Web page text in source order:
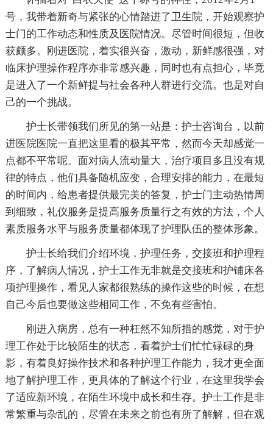
号，我带着新奇与紧张的心情踏进了卫生院，开始观察护
士门的工作动态和性质及医院情况。尽管时间很短，但收
获颇多。刚进医院，着实很兴奋，激动，新鲜感很强，对
临床护理操作程序亦非常感兴趣，同时也有点担心，毕竟
是进入了一个新鲜提与社会各种人群进行交流。也是对自
己的一个挑战。
护士长带领我们所见的第一站是：护士咨询台，以前
进医院医院一直把这里看的极其平常，然而今天却感觉一
点都不平常呢。面对病人流动量大，治疗项目多且没有规
律的特点，他们具备随机应变，合理安排的能力，在最短
的时间内，给患者提供最完美的答复，护士门主动热情周
到细致，礼仪服务是提高服务质量行之有效的方法，个人
素质服务水平与服务质量都体现了护理队伍的整体形象。
护士长给我们介绍环境，护理任务，交接班和护理程
序，了解病人情况，护士工作无非就是交接班和护铺床各
项护理操作，看见人家都很熟练的操作这些的时候，在想
自己今后也要做这些相同工作，不免有些害怕。
刚进入病房，总有一种枉然不知所措的感觉，对于护
理工作处于比较陌生的状态，看着护士们忙忙碌碌的身
影，有着良好操作技术和各种护理工作能力，我才更全面
地了解护理工作，更具体的了解这个行业，在这里我学会
了适应新环境，在陌生环境中成长和生存。护士工作是非
常繁重与杂乱的，尽管在未来之前也有所了解解，但在观